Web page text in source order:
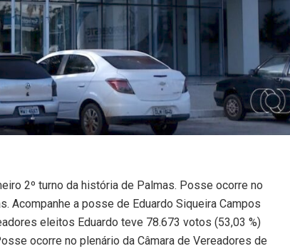
2º turno da história de Palmas. Posse ocorre no
Acompanhe a posse de Eduardo Siqueira Campos
eleitos Eduardo teve 78.673 votos (53,03 %)
ocorre no plenário da Câmara de Vereadores de